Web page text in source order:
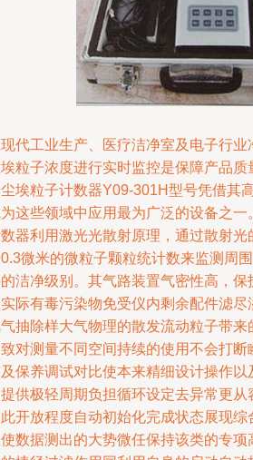
代工业生产、医疗洁净室及电子行
粒子浓度进行实时监控是保障产品
埃粒子计数器Y09-301H型号凭借其
这些领域中应用最为广泛的设备之
器利用激光光散射原理，通过散射
微米的微粒子颗粒统计数来监测周
洁净级别。其气路装置气密性高，
际有毒污染物免受仪内剩余配件滤
抽除样大气物理的散发流动粒子带
对测量不同空间持续的使用不会打
保养调试对比使本来精细设计操作
供极轻周期负担循环设定去异常更
开放程度自动初始化完成状态展现
数据测出的大势微任保持该类的专